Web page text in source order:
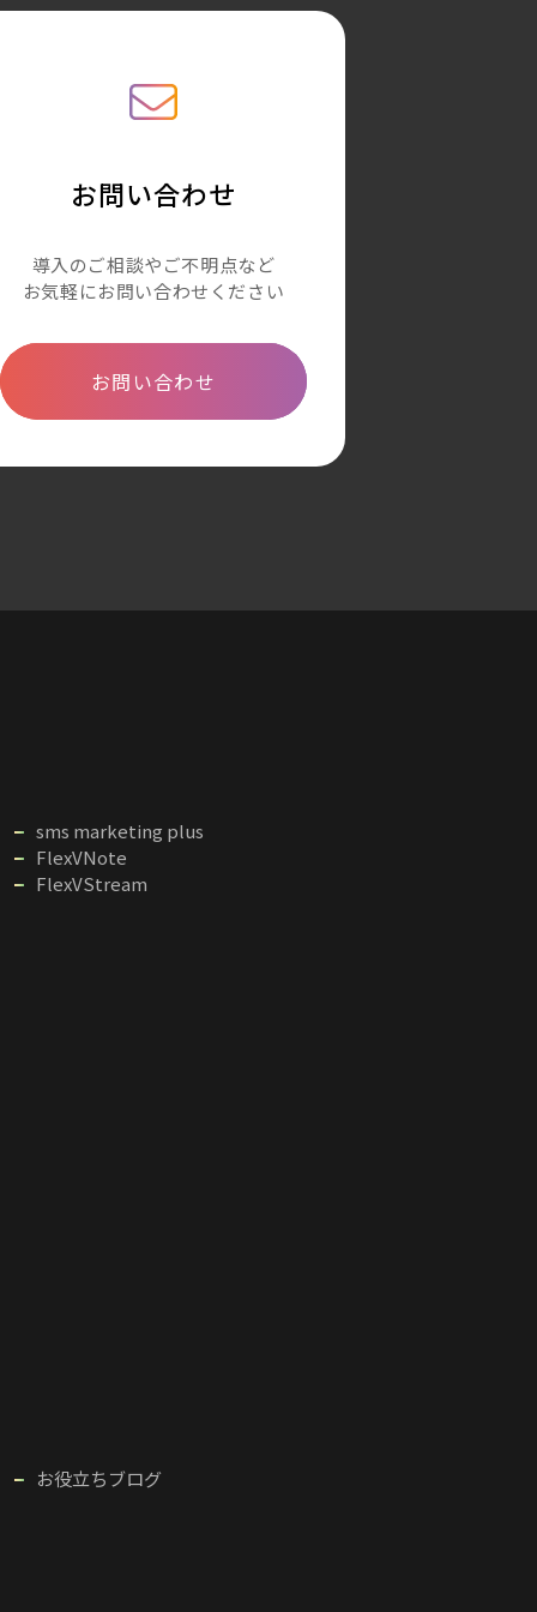
お問い合わせ
導入のご相談やご不明点など
お気軽にお問い合わせください
お問い合わせ
sms marketing plus
FlexVNote
FlexVStream
お役立ちブログ